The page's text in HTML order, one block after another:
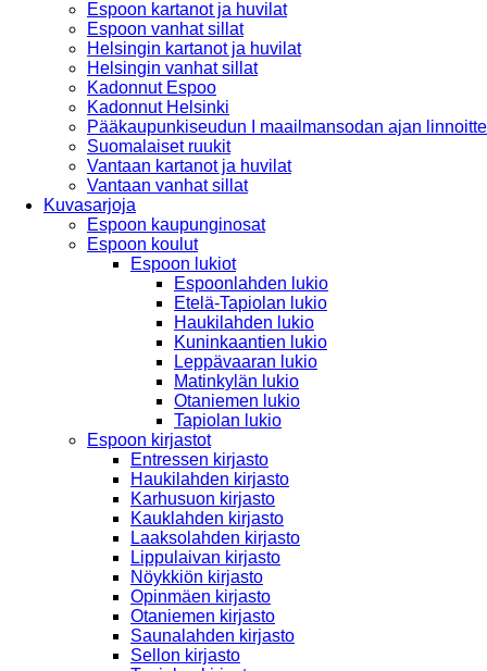
Espoon kartanot ja huvilat
Espoon vanhat sillat
Helsingin kartanot ja huvilat
Helsingin vanhat sillat
Kadonnut Espoo
Kadonnut Helsinki
Pääkaupunkiseudun I maailmansodan ajan
Suomalaiset ruukit
Vantaan kartanot ja huvilat
Vantaan vanhat sillat
Kuvasarjoja
Espoon kaupunginosat
Espoon koulut
Espoon lukiot
Espoonlahden lukio
Etelä-Tapiolan lukio
Haukilahden lukio
Kuninkaantien lukio
Leppävaaran lukio
Matinkylän lukio
Otaniemen lukio
Tapiolan lukio
Espoon kirjastot
Entressen kirjasto
Haukilahden kirjasto
Karhusuon kirjasto
Kauklahden kirjasto
Laaksolahden kirjasto
Lippulaivan kirjasto
Nöykkiön kirjasto
Opinmäen kirjasto
Otaniemen kirjasto
Saunalahden kirjasto
Sellon kirjasto